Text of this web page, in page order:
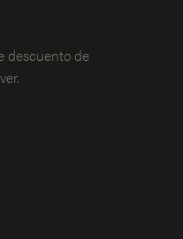
descuento de